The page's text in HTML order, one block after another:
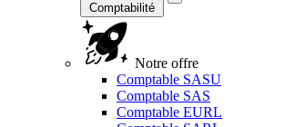
Comptabilité
Notre offre
Comptable SASU
Comptable SAS
Comptable EURL